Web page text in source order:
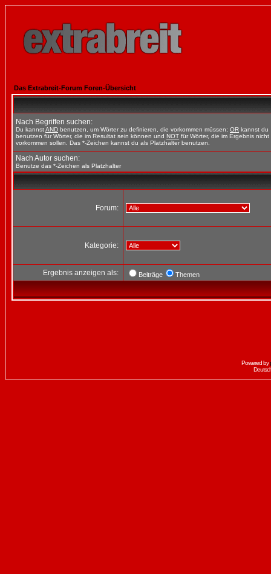
Das Extrabreit-Forum Foren-Übersicht
Nach Begriffen suchen:
Du kannstAND benutzen, um Wörter zu definieren, die vorkommen müssen; OR kannst du
benutzen für Wörter, die im Resultat sein können und NOT für Wörter, die im Ergebnis nicht
vorkommen sollen. Das *-Zeichen kannst du als Platzhalter benutzen.
Nach Autor suchen:
Benutze das *-Zeichen als Platzhalter
Forum:
Kategorie:
Ergebnis anzeigen als: Beiträge Themen
Powered by